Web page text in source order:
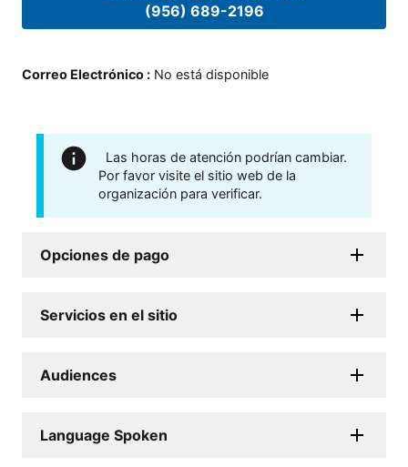
(956) 689-2196
Correo Electrónico : No está disponible
Las horas de atención podrían cambiar.
Por favor visite el sitio web de la
organización para verificar.
Opciones de pago
Servicios en el sitio
Audiences
Language Spoken